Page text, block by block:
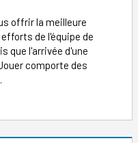
offrir la meilleure
de l'équipe de
que l'arrivée d'une
comporte des